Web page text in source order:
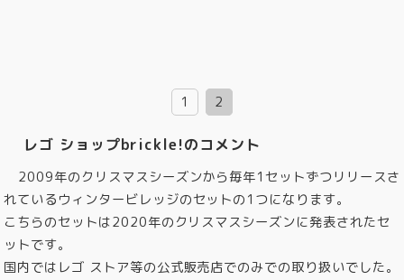
1 2
レゴ ショップbrickle!のコメント
2009年のクリスマスシーズンから毎年1セットずつリリースさ
れているウィンタービレッジのセットの1つになります。
こちらのセットは2020年のクリスマスシーズンに発表されたセ
ットです。
国内ではレゴ ストア等の公式販売店でのみでの取り扱いでした。